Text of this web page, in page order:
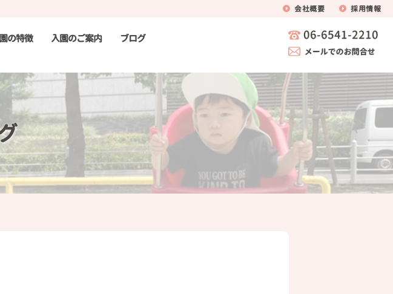
会社概要 採用情報
園の特徴 入園のご案内 ブログ